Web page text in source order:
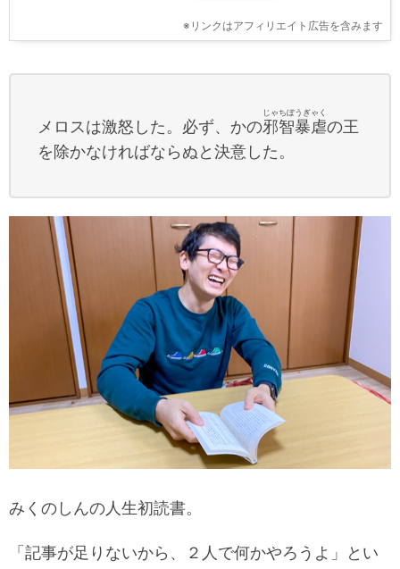
※リンクはアフィリエイト広告を含みます
メロスは激怒した。必ず、かの邪智暴虐
じゃちぼうぎゃく
の王
を除かなければならぬと決意した。
みくのしんの人生初読書。
「記事が足りないから、２人で何かやろうよ」とい